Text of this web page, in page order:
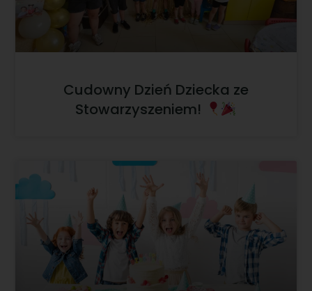
Cudowny Dzień Dziecka ze
Stowarzyszeniem!